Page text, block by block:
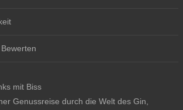
Bewerten
mit Biss
Genussreise durch die Welt des Gin,